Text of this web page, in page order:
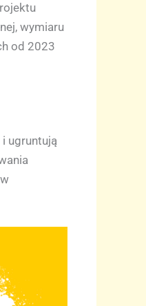
wymiaru
od 2023
ugruntują